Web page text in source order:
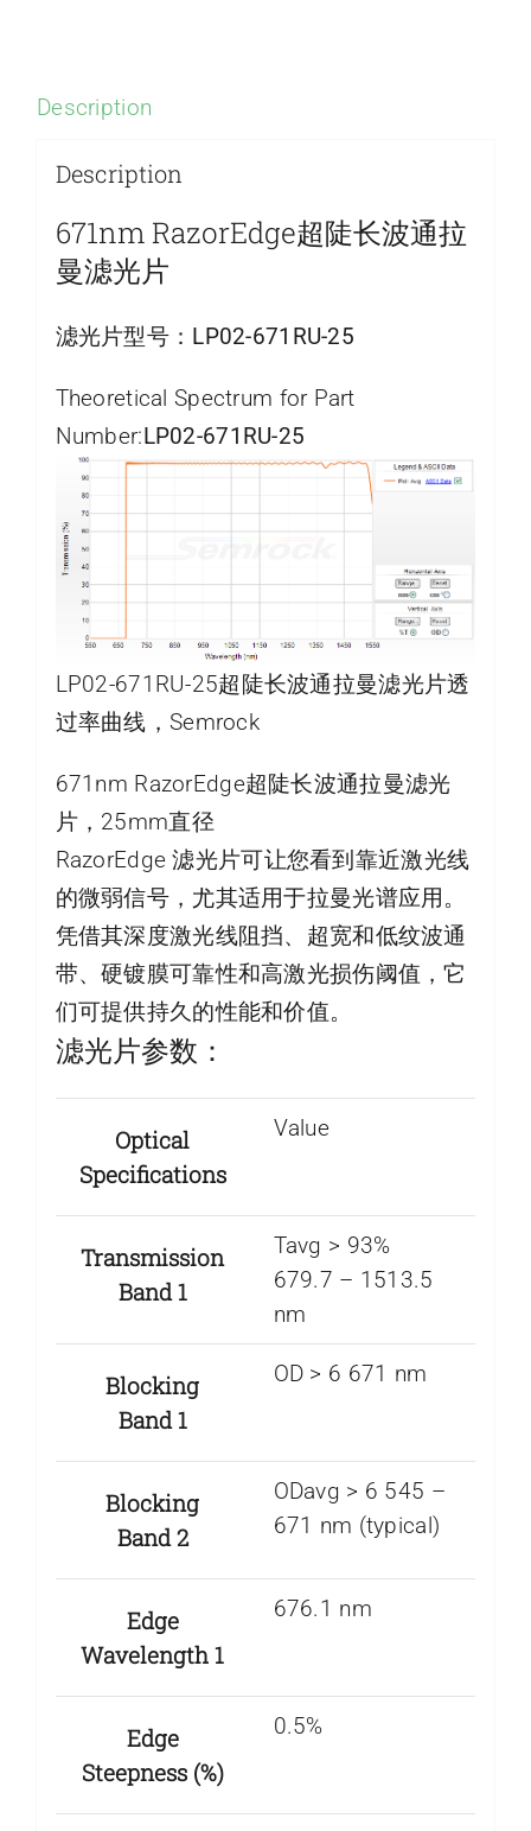
Description
Description
671nm RazorEdge超陡长波通拉
曼滤光片
滤光片型号： LP02-671RU-25
Theoretical Spectrum for Part
Number:LP02-671RU-25
LP02-671RU-25超陡长波通拉曼滤光片透
过率曲线，Semrock
671nm RazorEdge超陡长波通拉曼滤光
片，25mm直径
RazorEdge 滤光片可让您看到靠近激光线
的微弱信号，尤其适用于拉曼光谱应用。
凭借其深度激光线阻挡、超宽和低纹波通
带、硬镀膜可靠性和高激光损伤阈值，它
们可提供持久的性能和价值。
滤光片参数：
Optical
Specifications
Value
Transmission
Band 1
Tavg > 93%
679.7 – 1513.5
nm
Blocking
Band 1
OD > 6 671 nm
Blocking
Band 2
ODavg > 6 545 –
671 nm (typical)
Edge
Wavelength 1
676.1 nm
Edge
Steepness (%)
0.5%